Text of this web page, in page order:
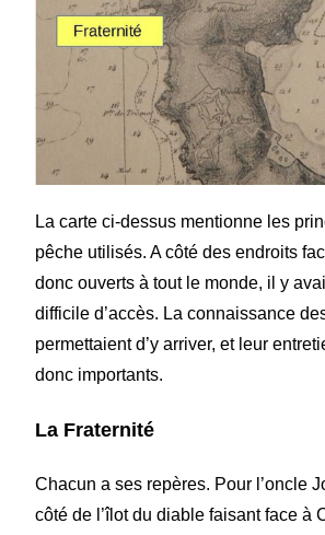
La carte ci-dessus mentionne les
pêche utilisés. A côté des endroits
donc ouverts à tout le monde, il y
difficile d’accès. La connaissance
permettaient d’y arriver, et leur
donc importants.
La Fraternité
Chacun a ses repères. Pour l’oncle
côté de l’îlot du diable faisant face à